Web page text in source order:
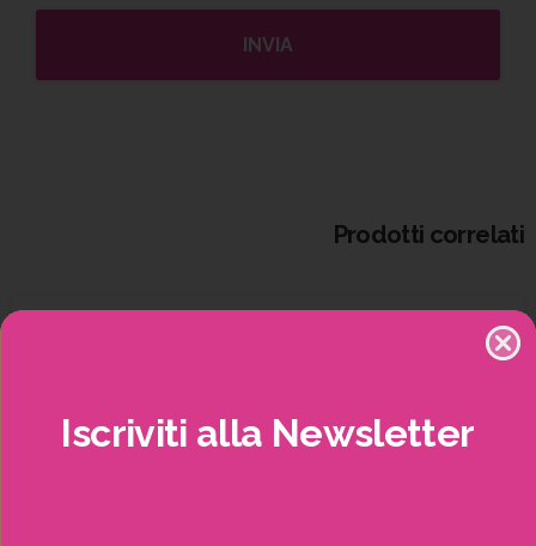
Prodotti correlati
Iscriviti alla Newsletter